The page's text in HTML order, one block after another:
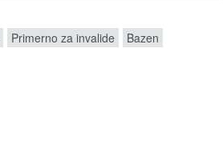
Primerno za invalide
Bazen